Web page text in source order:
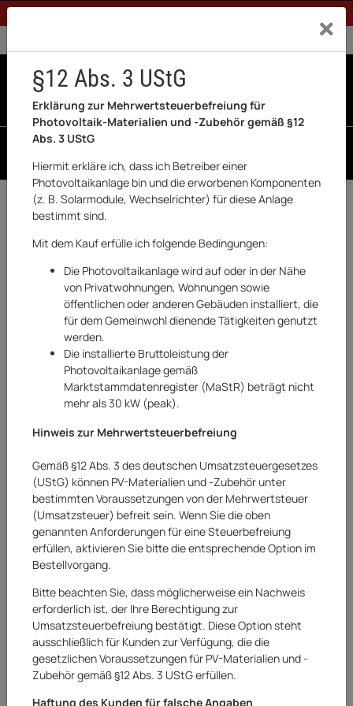
1% Rabatt bei Banküberweisung (Privatkunden)Exklusiv
Zurück Werkzeuge
Climatube
Climatube Protect Schutzschlauch
Isolierschlauch Mantelschlauch 18-22 mm
10 m
Art.Nr.: 20262895AR
§12 Abs. 3 UStG
Erklärung zur Mehrwertsteuerbefreiung für
Photovoltaik-Materialien und -Zubehör gemäß §12
Abs. 3 UStG
Hiermit erkläre ich, dass ich Betreiber einer
Photovoltaikanlage bin und die erworbenen Komponenten
(z. B. Solarmodule, Wechselrichter) für diese Anlage
bestimmt sind.
Mit dem Kauf erfülle ich folgende Bedingungen:
Die Photovoltaikanlage wird auf oder in der Nähe
von Privatwohnungen, Wohnungen sowie
öffentlichen oder anderen Gebäuden installiert, die
für dem Gemeinwohl dienende Tätigkeiten genutzt
werden.
Die installierte Bruttoleistung der
Photovoltaikanlage gemäß
Marktstammdatenregister (MaStR) beträgt nicht
mehr als 30 kW (peak).
Hinweis zur Mehrwertsteuerbefreiung
Gemäß §12 Abs. 3 des deutschen Umsatzsteuergesetzes
(UStG) können PV-Materialien und -Zubehör unter
bestimmten Voraussetzungen von der Mehrwertsteuer
(Umsatzsteuer) befreit sein. Wenn Sie die oben
genannten Anforderungen für eine Steuerbefreiung
erfüllen, aktivieren Sie bitte die entsprechende Option im
Bestellvorgang.
Bitte beachten Sie, dass möglicherweise ein Nachweis
erforderlich ist, der Ihre Berechtigung zur
Umsatzsteuerbefreiung bestätigt. Diese Option steht
ausschließlich für Kunden zur Verfügung, die die
gesetzlichen Voraussetzungen für PV-Materialien und -
Zubehör gemäß §12 Abs. 3 UStG erfüllen.
Haftung des Kunden für falsche Angaben